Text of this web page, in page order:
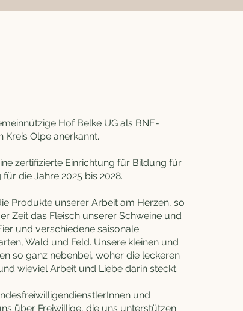
Hof Belke UG als BNE-
Olpe anerkannt.
zertifizierte Einrichtung für Bildung für
die Jahre 2025 bis 2028.
Produkte unserer Arbeit am Herzen, so
Zeit das Fleisch unserer Schweine und
und verschiedene saisonale
Wald und Feld. Unsere kleinen und
so ganz nebenbei, woher die leckeren
wieviel Arbeit und Liebe darin steckt.
und
über Freiwillige, die uns unterstützen.